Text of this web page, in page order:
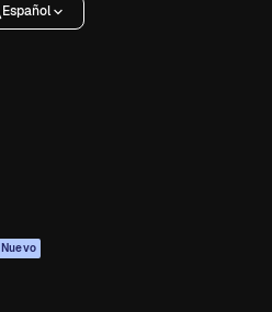
Español
Nuevo